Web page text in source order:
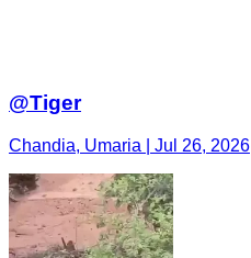
@Tiger
Chandia, Umaria | Jul 26, 2026